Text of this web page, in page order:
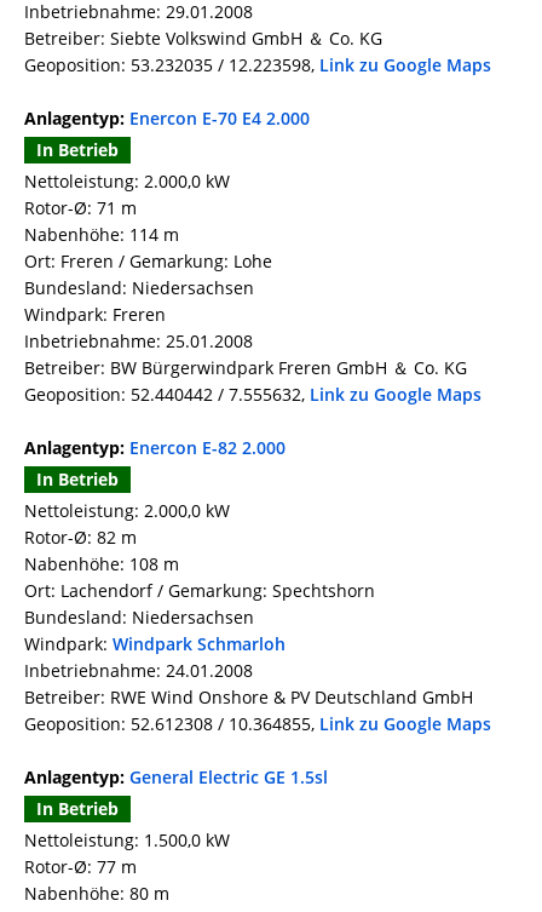
Inbetriebnahme: 29.01.2008
Betreiber: Siebte Volkswind GmbH ＆ Co. KG
Geoposition: 53.232035 / 12.223598, Link zu Google Maps
Anlagentyp: Enercon E-70 E4 2.000
In Betrieb
Nettoleistung: 2.000,0 kW
Rotor-Ø: 71 m
Nabenhöhe: 114 m
Ort: Freren / Gemarkung: Lohe
Bundesland: Niedersachsen
Windpark: Freren
Inbetriebnahme: 25.01.2008
Betreiber: BW Bürgerwindpark Freren GmbH ＆ Co. KG
Geoposition: 52.440442 / 7.555632, Link zu Google Maps
Anlagentyp: Enercon E-82 2.000
In Betrieb
Nettoleistung: 2.000,0 kW
Rotor-Ø: 82 m
Nabenhöhe: 108 m
Ort: Lachendorf / Gemarkung: Spechtshorn
Bundesland: Niedersachsen
Windpark: Windpark Schmarloh
Inbetriebnahme: 24.01.2008
Betreiber: RWE Wind Onshore & PV Deutschland GmbH
Geoposition: 52.612308 / 10.364855, Link zu Google Maps
Anlagentyp: General Electric GE 1.5sl
In Betrieb
Nettoleistung: 1.500,0 kW
Rotor-Ø: 77 m
Nabenhöhe: 80 m